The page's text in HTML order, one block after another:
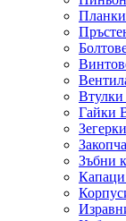
Гайки
Зъбни